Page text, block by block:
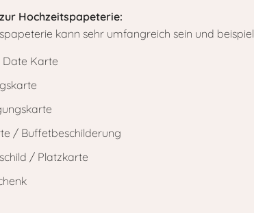
Hochzeitspapeterie:
kann sehr umfangreich sein und
Date Karte
/ Buffetbeschilderung
/ Platzkarte